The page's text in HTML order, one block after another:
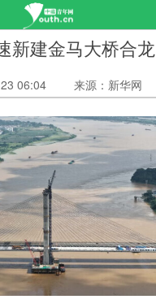
新建金马大桥合龙
06:04 来源：新华网